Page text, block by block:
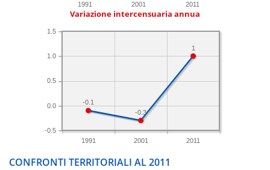
1991 2001 2011
Variazione intercensuaria annua
1991 2001 2011
-0.5
0.0
0.5
1.0
1.5
1
-0.3
-0.1
CONFRONTI TERRITORIALI AL 2011